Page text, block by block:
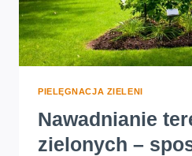
PIELĘGNACJA ZIELENI
Nawadnianie
zielonych –